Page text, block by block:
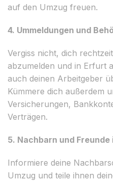
auf den Umzug freuen.
4. Ummeldungen und
Vergiss nicht, dich
abzumelden und in Erfurt
auch deinen Arbeitgeber
Kümmere dich außerdem
Versicherungen,
Verträgen.
5. Nachbarn und
Informiere deine
Umzug und teile ihnen